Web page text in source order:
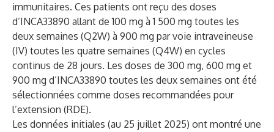
immunitaires. Ces patients ont reçu des doses
d’INCA33890 allant de 100 mg à 1 500 mg toutes les
deux semaines (Q2W) à 900 mg par voie intraveineuse
(IV) toutes les quatre semaines (Q4W) en cycles
continus de 28 jours. Les doses de 300 mg, 600 mg et
900 mg d’INCA33890 toutes les deux semaines ont été
sélectionnées comme doses recommandées pour
l’extension (RDE).
Les données initiales (au 25 juillet 2025) ont montré une